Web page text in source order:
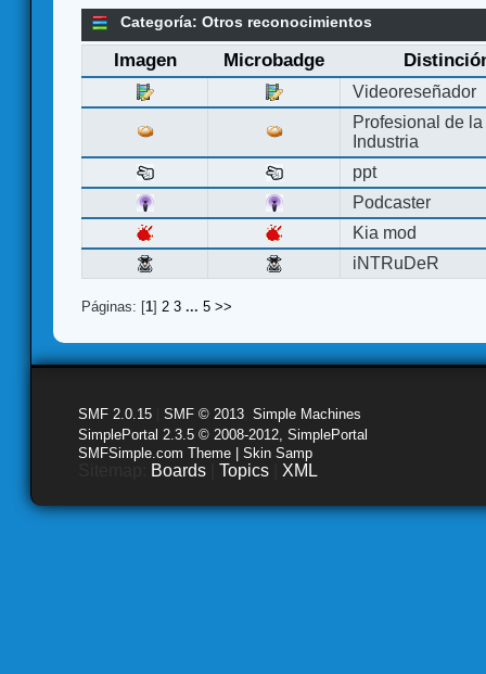
Categoría: Otros reconocimientos
Imagen Microbadge
Videoreseñador
Profesional de la
Industria
ppt
Podcaster
Kia mod
iNTRuDeR
Páginas: [1] 2 3 ... 5 >>
SMF 2.0.15 SMF © 2013 Simple Machines
SimplePortal 2.3.5 © 2008-2012, SimplePortal
SMFSimple.com Theme | Skin Samp
Boards Topics XML